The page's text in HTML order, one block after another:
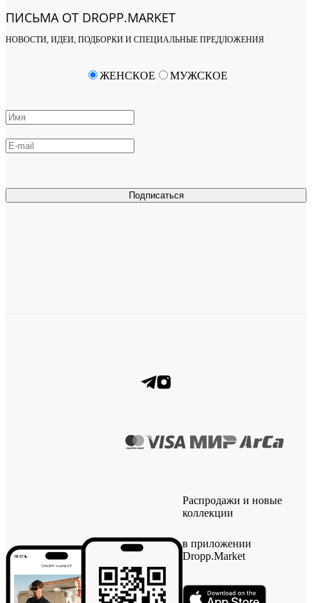
ПИСЬМА ОТ DROPP.MARKET
НОВОСТИ, ИДЕИ, ПОДБОРКИ И СПЕЦИАЛЬНЫЕ ПРЕДЛОЖЕНИЯ
Подписаться
ЖЕНСКОЕ МУЖСКОЕ
Распродажи и новые
коллекции
в приложении
Dropp.Market